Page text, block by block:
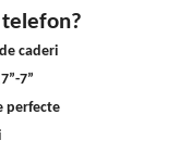
telefon?
caderi
7”
perfecte